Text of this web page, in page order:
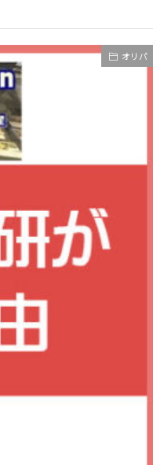
オリパ